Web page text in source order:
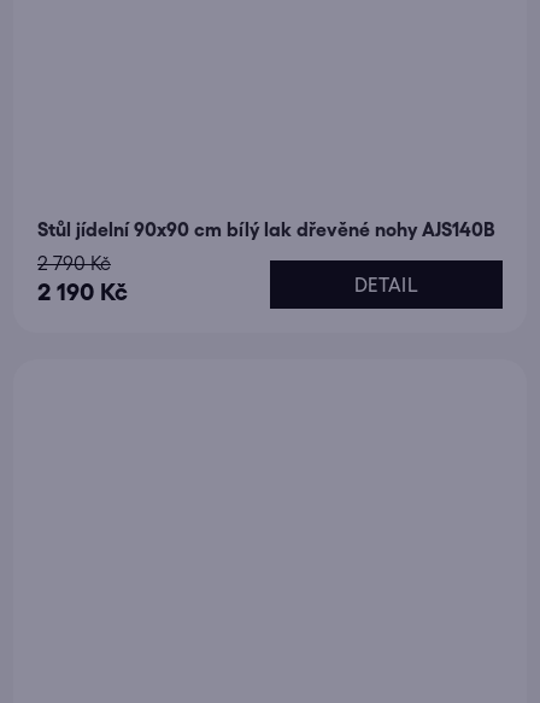
Stůl jídelní 90x90 cm bílý lak dřevěné nohy AJS140B
2 190 Kč
2 790 Kč
DETAIL